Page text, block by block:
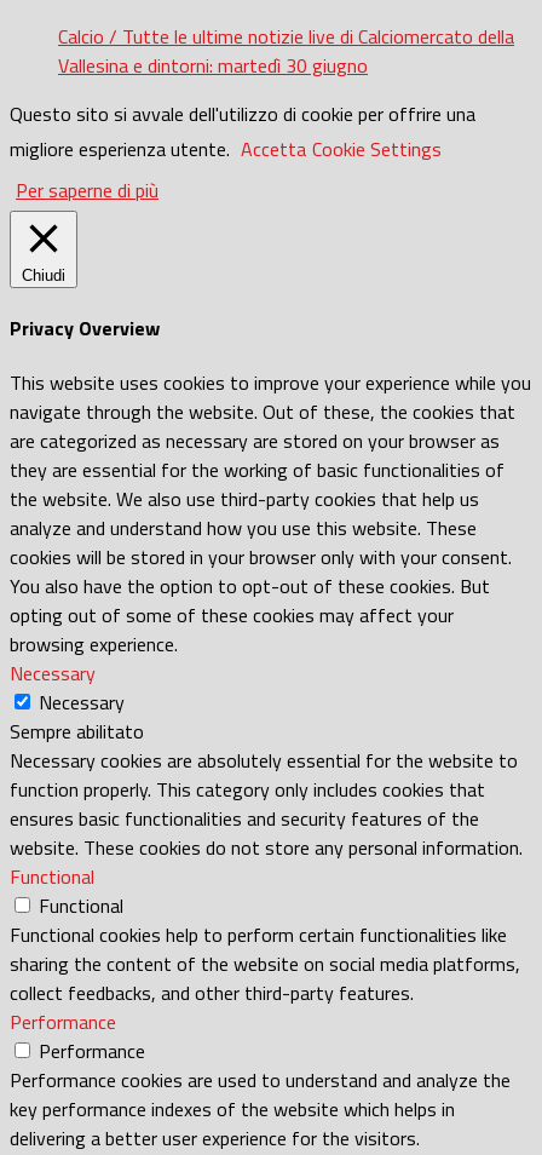
Calcio / Tutte le ultime notizie live di Calciomercato della
Vallesina e dintorni: martedì 30 giugno
Questo sito si avvale dell'utilizzo di cookie per offrire una
migliore esperienza utente. Accetta Cookie Settings
Per saperne di più
Chiudi
Privacy Overview
This website uses cookies to improve your experience while you
navigate through the website. Out of these, the cookies that
are categorized as necessary are stored on your browser as
they are essential for the working of basic functionalities of
the website. We also use third-party cookies that help us
analyze and understand how you use this website. These
cookies will be stored in your browser only with your consent.
You also have the option to opt-out of these cookies. But
opting out of some of these cookies may affect your
browsing experience.
Necessary
Necessary
Sempre abilitato
Necessary cookies are absolutely essential for the website to
function properly. This category only includes cookies that
ensures basic functionalities and security features of the
website. These cookies do not store any personal information.
Functional
Functional
Functional cookies help to perform certain functionalities like
sharing the content of the website on social media platforms,
collect feedbacks, and other third-party features.
Performance
Performance
Performance cookies are used to understand and analyze the
key performance indexes of the website which helps in
delivering a better user experience for the visitors.